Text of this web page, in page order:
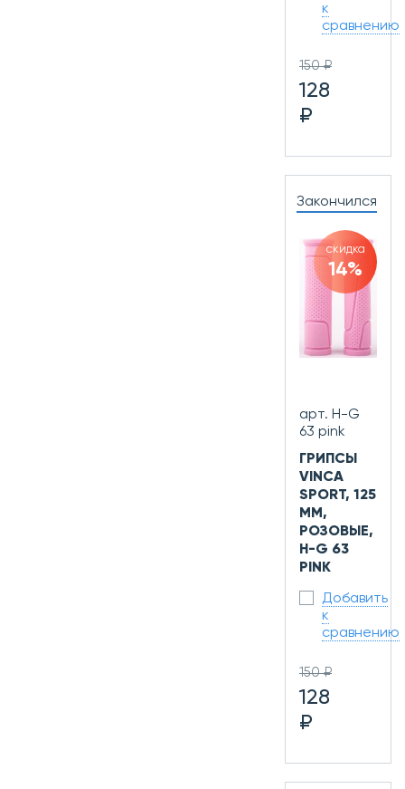
к
сравнению
150 ₽
128
₽
Закончился
скидка
14%
арт. H-G
63 pink
ГРИПСЫ
VINCA
SPORT, 125
ММ,
РОЗОВЫЕ,
H-G 63
PINK
Добавить
к
сравнению
150 ₽
128
₽